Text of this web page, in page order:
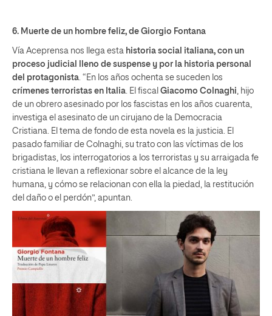
6. Muerte de un hombre feliz, de Giorgio Fontana
Vía Aceprensa nos llega esta historia social italiana, con un
proceso judicial lleno de suspense y por la historia personal
del protagonista. “En los años ochenta se suceden los
crímenes terroristas en Italia. El fiscal Giacomo Colnaghi, hijo
de un obrero asesinado por los fascistas en los años cuarenta,
investiga el asesinato de un cirujano de la Democracia
Cristiana. El tema de fondo de esta novela es la justicia. El
pasado familiar de Colnaghi, su trato con las víctimas de los
brigadistas, los interrogatorios a los terroristas y su arraigada fe
cristiana le llevan a reflexionar sobre el alcance de la ley
humana, y cómo se relacionan con ella la piedad, la restitución
del daño o el perdón”, apuntan.